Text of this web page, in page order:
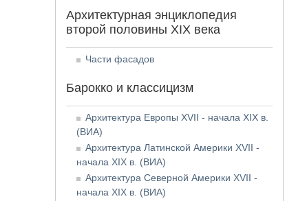
Архитектурная энциклопедия
второй половины XIX века
Части фасадов
Барокко и классицизм
Архитектура Европы XVII - начала XIX в.
(ВИА)
Архитектура Латинской Америки XVII -
начала XIX в. (ВИА)
Архитектура Северной Америки XVII -
начала XIX в. (ВИА)